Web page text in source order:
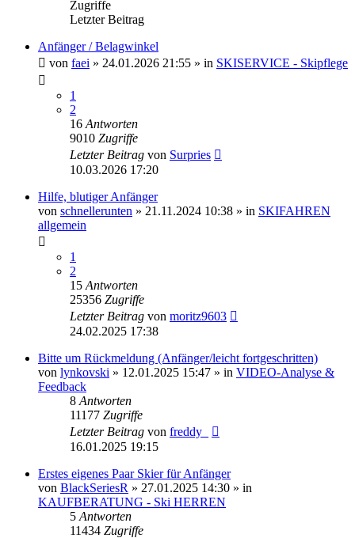
Zugriffe
Letzter Beitrag
Anfänger / Belagwinkel
von faei » 24.01.2026 21:55 » in SKISERVICE - Skipflege
1
2
16 Antworten
9010 Zugriffe
Letzter Beitrag von Surpries
10.03.2026 17:20
Hilfe, blutiger Anfänger
von schnellerunten » 21.11.2024 10:38 » in SKIFAHREN
allgemein
1
2
15 Antworten
25356 Zugriffe
Letzter Beitrag von moritz9603
24.02.2025 17:38
Bitte um Rückmeldung (Anfänger/leicht fortgeschritten)
von lynkovski » 12.01.2025 15:47 » in VIDEO-Analyse &
Feedback
8 Antworten
11177 Zugriffe
Letzter Beitrag von freddy_
16.01.2025 19:15
Erstes eigenes Paar Skier für Anfänger
von BlackSeriesR » 27.01.2025 14:30 » in
KAUFBERATUNG - Ski HERREN
5 Antworten
11434 Zugriffe